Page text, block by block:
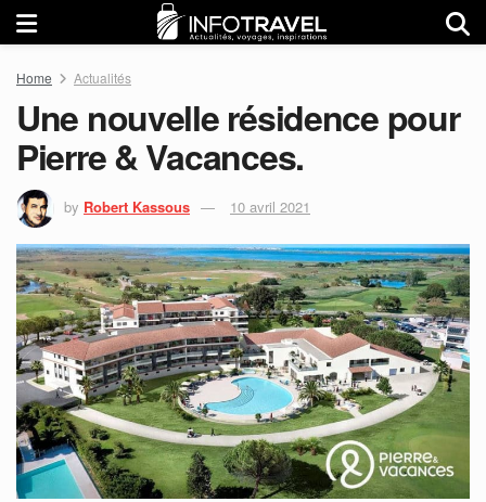
Home Actualités
Une nouvelle résidence pour
Pierre & Vacances.
by Robert Kassous 10 avril 2021